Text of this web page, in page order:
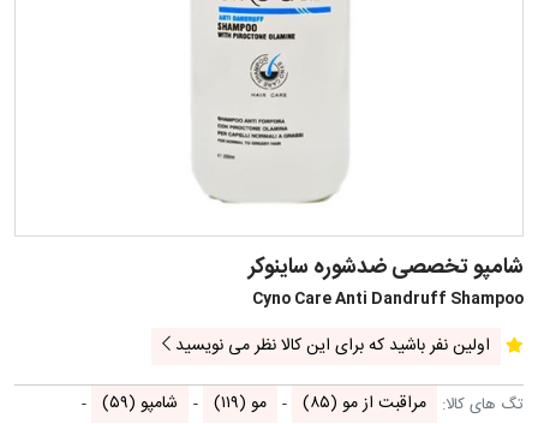
شامپو تخصصی ضدشوره ساینوکر
Cyno Care Anti Dandruff Shampoo
اولین نفر باشید که برای این کالا نظر می نویسید
تگ های کالا: مراقبت از مو (۸۵) مو (۱۱۹) شامپو (۵۹)